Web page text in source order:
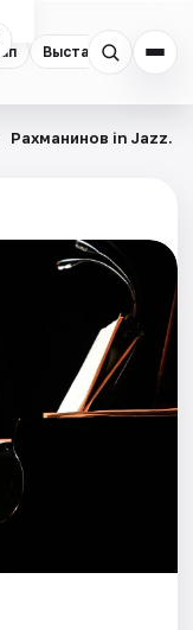
Выставки
Рахманинов in Jazz.